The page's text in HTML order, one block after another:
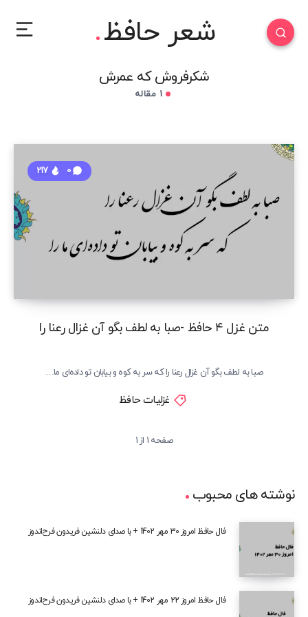
شعر حافظ
شکرفروش که عمرش
متن غزل ۴ حافظ -صبا به لطف بگو آن غزال رعنا را
0
217
صبا به لطف بگو آن غزال رعنا را که سر به کوه و بیابان تو داده‌ای ما…
غزلیات حافظ
صفحه 1 از 1
نوشته های محبوب
فال حافظ امروز 30 مهر 1402 + با صدای دلنشین فریدون فرح‌اندوز
فال حافظ امروز 22 مهر 1402 + با صدای دلنشین فریدون فرح‌اندوز